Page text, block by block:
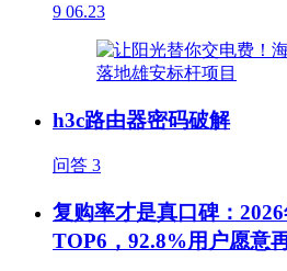
9 06.23
h3c路由器密码破解
问答 3
复购率才是真口碑：
TOP6，92.8%用户愿意